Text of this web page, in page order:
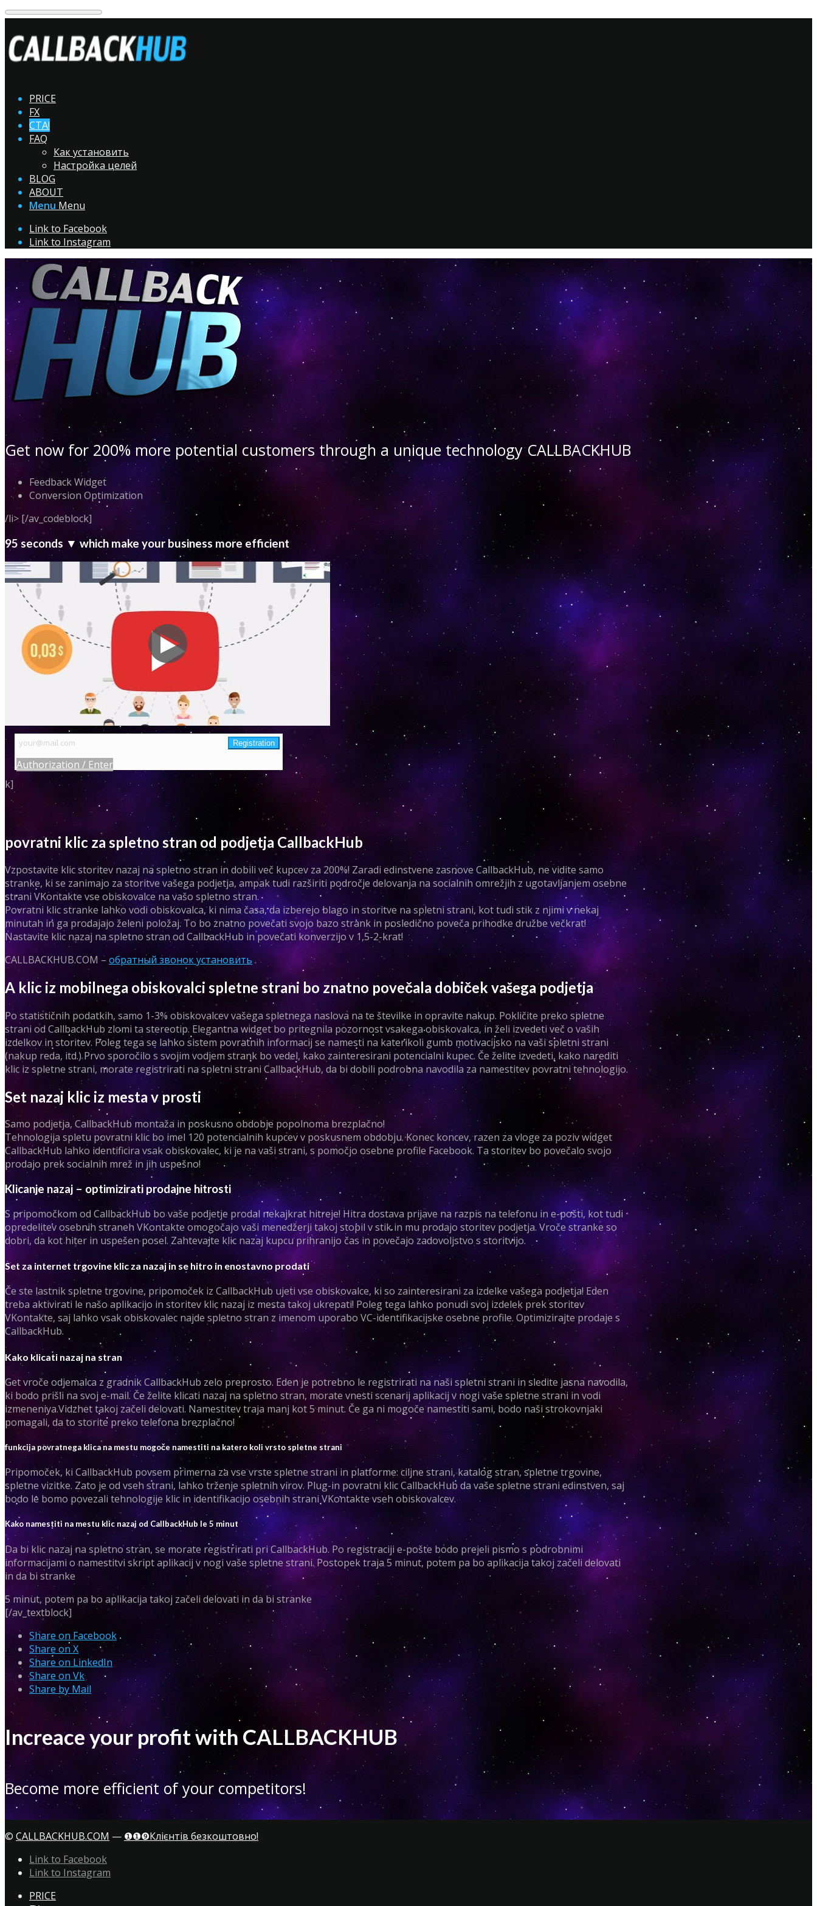
PRICE
FX
CTA!
FAQ
Как установить
Настройка целей
BLOG
ABOUT
Menu Menu
Link to Facebook
Link to Instagram
Get now for 200% more potential customers through a unique technology CALLBACKHUB
Feedback Widget
Conversion Optimization
/li> [/av_codeblock]
95 seconds ▼ which make your business more efficient
Authorization / Enter
k]
povratni klic za spletno stran od podjetja CallbackHub
Vzpostavite klic storitev nazaj na spletno stran in dobili več kupcev za 200%! Zaradi edinstvene zasnove CallbackHub, ne vidite samo
stranke, ki se zanimajo za storitve vašega podjetja, ampak tudi razširiti področje delovanja na socialnih omrežjih z ugotavljanjem osebne
strani VKontakte vse obiskovalce na vašo spletno stran.
Povratni klic stranke lahko vodi obiskovalca, ki nima časa, da izberejo blago in storitve na spletni strani, kot tudi stik z njimi v nekaj
minutah in ga prodajajo želeni položaj. To bo znatno povečati svojo bazo strank in posledično poveča prihodke družbe večkrat!
Nastavite klic nazaj na spletno stran od CallbackHub in povečati konverzijo v 1,5-2-krat!
CALLBACKHUB.COM – обратный звонок установить .
A klic iz mobilnega obiskovalci spletne strani bo znatno povečala dobiček vašega podjetja
Po statističnih podatkih, samo 1-3% obiskovalcev vašega spletnega naslova na te številke in opravite nakup. Pokličite preko spletne
strani od CallbackHub zlomi ta stereotip. Elegantna widget bo pritegnila pozornost vsakega obiskovalca, in želi izvedeti več o vaših
izdelkov in storitev. Poleg tega se lahko sistem povratnih informacij se namesti na katerikoli gumb motivacijsko na vaši spletni strani
(nakup reda, itd.) Prvo sporočilo s svojim vodjem strank bo vedel, kako zainteresirani potencialni kupec. Če želite izvedeti, kako narediti
klic iz spletne strani, morate registrirati na spletni strani CallbackHub, da bi dobili podrobna navodila za namestitev povratni tehnologijo.
Set nazaj klic iz mesta v prosti
Samo podjetja, CallbackHub montaža in poskusno obdobje popolnoma brezplačno!
Tehnologija spletu povratni klic bo imel 120 potencialnih kupcev v poskusnem obdobju. Konec koncev, razen za vloge za poziv widget
CallbackHub lahko identificira vsak obiskovalec, ki je na vaši strani, s pomočjo osebne profile Facebook. Ta storitev bo povečalo svojo
prodajo prek socialnih mrež in jih uspešno!
Klicanje nazaj – optimizirati prodajne hitrosti
S pripomočkom od CallbackHub bo vaše podjetje prodal nekajkrat hitreje! Hitra dostava prijave na razpis na telefonu in e-pošti, kot tudi
opredelitev osebnih straneh VKontakte omogočajo vaši menedžerji takoj stopil v stik in mu prodajo storitev podjetja. Vroče stranke so
dobri, da kot hiter in uspešen posel. Zahtevajte klic nazaj kupcu prihranijo čas in povečajo zadovoljstvo s storitvijo.
Set za internet trgovine klic za nazaj in se hitro in enostavno prodati
Če ste lastnik spletne trgovine, pripomoček iz CallbackHub ujeti vse obiskovalce, ki so zainteresirani za izdelke vašega podjetja! Eden
treba aktivirati le našo aplikacijo in storitev klic nazaj iz mesta takoj ukrepati! Poleg tega lahko ponudi svoj izdelek prek storitev
VKontakte, saj lahko vsak obiskovalec najde spletno stran z imenom uporabo VC-identifikacijske osebne profile. Optimizirajte prodaje s
CallbackHub.
Kako klicati nazaj na stran
Get vroče odjemalca z gradnik CallbackHub zelo preprosto. Eden je potrebno le registrirati na naši spletni strani in sledite jasna navodila,
ki bodo prišli na svoj e-mail. Če želite klicati nazaj na spletno stran, morate vnesti scenarij aplikacij v nogi vaše spletne strani in vodi
izmeneniya.Vidzhet takoj začeli delovati. Namestitev traja manj kot 5 minut. Če ga ni mogoče namestiti sami, bodo naši strokovnjaki
pomagali, da to storite preko telefona brezplačno!
funkcija povratnega klica na mestu mogoče namestiti na katero koli vrsto spletne strani
Pripomoček, ki CallbackHub povsem primerna za vse vrste spletne strani in platforme: ciljne strani, katalog stran, spletne trgovine,
spletne vizitke. Zato je od vseh strani, lahko trženje spletnih virov. Plug-in povratni klic CallbackHub da vaše spletne strani edinstven, saj
bodo le bomo povezali tehnologije klic in identifikacijo osebnih strani VKontakte vseh obiskovalcev.
Kako namestiti na mestu klic nazaj od CallbackHub le 5 minut
Da bi klic nazaj na spletno stran, se morate registrirati pri CallbackHub. Po registraciji e-pošte bodo prejeli pismo s podrobnimi
informacijami o namestitvi skript aplikacij v nogi vaše spletne strani. Postopek traja 5 minut, potem pa bo aplikacija takoj začeli delovati
in da bi stranke
5 minut, potem pa bo aplikacija takoj začeli delovati in da bi stranke
[/av_textblock]
Share on Facebook
Share on X
Share on LinkedIn
Share on Vk
Share by Mail
Increace your profit with CALLBACKHUB
Become more efficient of your competitors!
© CALLBACKHUB.COM — ❶❶❾Клієнтів безкоштовно!
Link to Facebook
Link to Instagram
PRICE